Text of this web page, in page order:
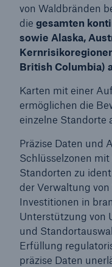
von Waldbränden
die gesamten
sowie Alaska,
British Columbia)
Karten mit einer
ermöglichen die
einzelne Standorte
Präzise Daten und
Schlüsselzonen
Standorten zu
der Verwaltung
Investitionen in
Unterstützung von
und
Erfüllung
präzise Daten